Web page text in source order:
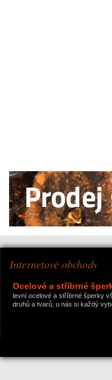
Internetové obchody
Ocelové a stříbrné
levní ocelové a stříbrné šperky
druhů a tvarů, u nás si každý